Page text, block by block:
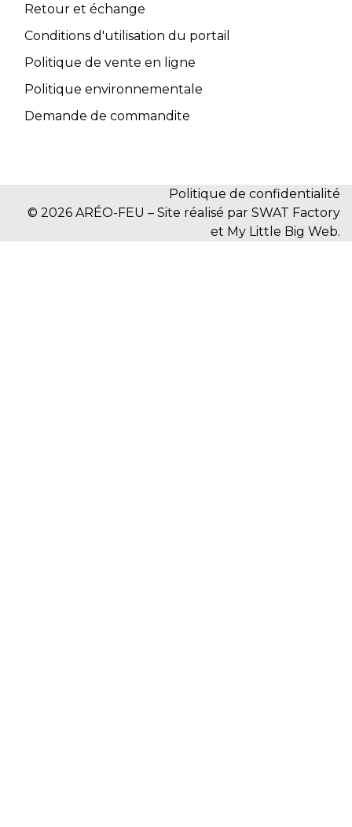
Retour et échange
Conditions d'utilisation du portail
Politique de vente en ligne
Politique environnementale
Demande de commandite
Politique de confidentialité
© 2026 ARÉO-FEU – Site réalisé par SWAT Factory
et My Little Big Web.